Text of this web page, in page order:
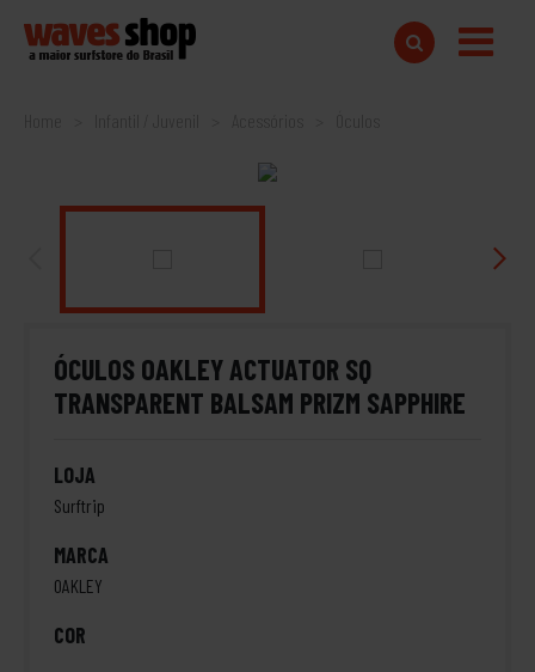
Home
ÓCULOS OAKLEY ACTUATOR SQ
TRANSPARENT BALSAM PRIZM SAPPHIRE
LOJA
Surftrip
MARCA
OAKLEY
COR